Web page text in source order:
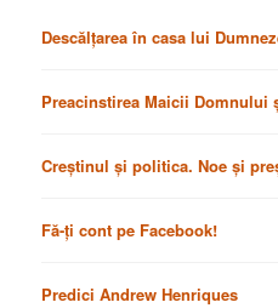
Descălțarea în casa lui
Preacinstirea Maicii Domnului
Creștinul și politica. Noe și
Fă-ți cont pe Facebook!
Predici Andrew Henriques